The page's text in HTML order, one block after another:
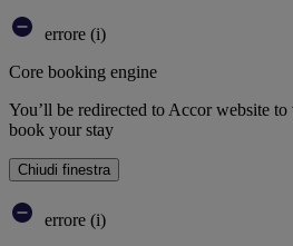
errore (i)
Core booking engine
You’ll be redirected to Accor website
book your stay
Chiudi finestra
errore (i)